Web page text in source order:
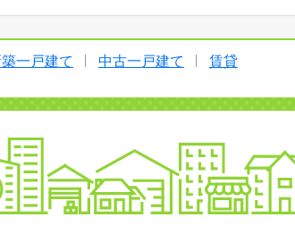
一戸建て 中古一戸建て 賃貸